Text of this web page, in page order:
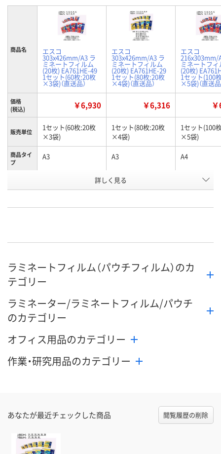
商品名 エスコ
303x426mm/A3 ラ
ミネートフィルム
(20枚) EA761HE-49
1セット(60枚:20枚
×3袋)（直送品）
エスコ
303x426mm/A3 ラ
ミネートフィルム
(20枚) EA761HE-29
1セット(80枚:20枚
×4袋)（直送品）
エスコ
216x303mm/
ミネートフィ
(20枚)
1セット(100
×5袋)（直送品
価格
(税込)
￥6,930 ￥6,316
販売単位
1セット(60枚:20枚
×3袋)
1セット(80枚:20枚
×4袋)
1セット(100
×5袋)
商品タイ
プ
A3 A3 A4
HP11408 HP11405
カゴへ カゴへ カ
詳しく見る
ラミネートフィルム（パウチフィルム）のカ
テゴリー
ラミネーター/ラミネートフィルム/パウチ
のカテゴリー
オフィス用品のカテゴリー
作業・研究用品のカテゴリー
あなたが最近チェックした商品 閲覧履歴の削除